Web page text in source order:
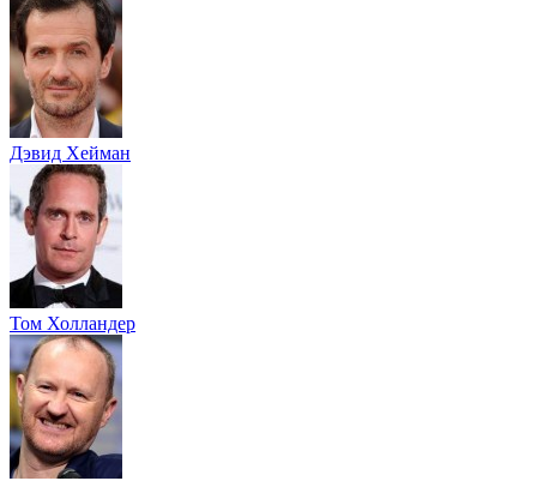
Дэвид Хейман
Том Холландер